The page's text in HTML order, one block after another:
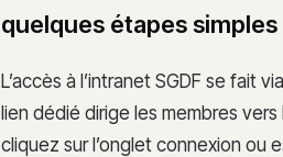
quelques étapes simples
L’accès à l’intranet SGDF se fait
lien dédié dirige les membres
cliquez sur l’onglet connexion ou